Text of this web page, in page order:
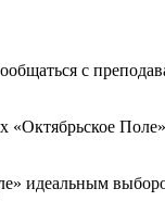
с
идеальным